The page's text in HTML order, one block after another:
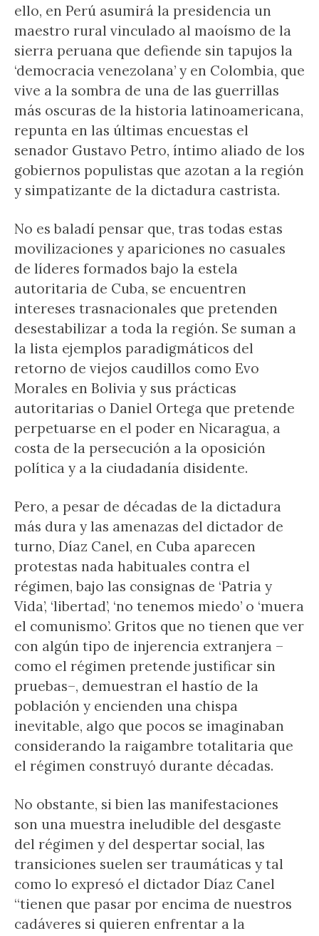
ello, en Perú asumirá la presidencia un
maestro rural vinculado al maoísmo de la
sierra peruana que defiende sin tapujos la
‘democracia venezolana’ y en Colombia, que
vive a la sombra de una de las guerrillas
más oscuras de la historia latinoamericana,
repunta en las últimas encuestas el
senador Gustavo Petro, íntimo aliado de los
gobiernos populistas que azotan a la región
y simpatizante de la dictadura castrista.
No es baladí pensar que, tras todas estas
movilizaciones y apariciones no casuales
de líderes formados bajo la estela
autoritaria de Cuba, se encuentren
intereses trasnacionales que pretenden
desestabilizar a toda la región. Se suman a
la lista ejemplos paradigmáticos del
retorno de viejos caudillos como Evo
Morales en Bolivia y sus prácticas
autoritarias o Daniel Ortega que pretende
perpetuarse en el poder en Nicaragua, a
costa de la persecución a la oposición
política y a la ciudadanía disidente.
Pero, a pesar de décadas de la dictadura
más dura y las amenazas del dictador de
turno, Díaz Canel, en Cuba aparecen
protestas nada habituales contra el
régimen, bajo las consignas de ‘Patria y
Vida’, ‘libertad’, ‘no tenemos miedo’ o ‘muera
el comunismo’. Gritos que no tienen que ver
con algún tipo de injerencia extranjera –
como el régimen pretende justificar sin
pruebas–, demuestran el hastío de la
población y encienden una chispa
inevitable, algo que pocos se imaginaban
considerando la raigambre totalitaria que
el régimen construyó durante décadas.
No obstante, si bien las manifestaciones
son una muestra ineludible del desgaste
del régimen y del despertar social, las
transiciones suelen ser traumáticas y tal
como lo expresó el dictador Díaz Canel
“tienen que pasar por encima de nuestros
cadáveres si quieren enfrentar a la